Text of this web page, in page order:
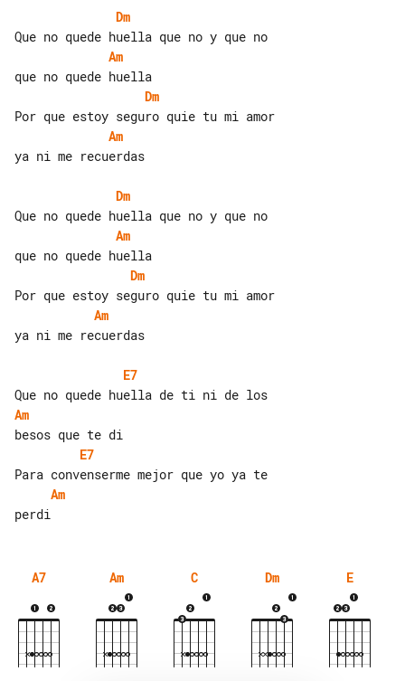
Dm
Am
Dm
Am
ya ni me recuerdas
Dm
Am
Dm
Am
ya ni me recuerdas
E7
Am
E7
Am
A7 Am C Dm E